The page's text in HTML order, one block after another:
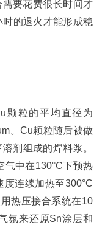
要花费很长时间才
的退火才能形成稳
颗粒的平均直径为
。Cu颗粒随后被做
剂组成的焊料浆。
气中在130°C下预热
连续加热至300°C
热压接合系统在10
氛来还原Sn涂层和